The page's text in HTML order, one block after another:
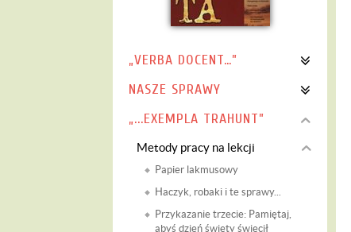
„VERBA DOCENT…”
NASZE SPRAWY
„...EXEMPLA TRAHUNT”
Metody pracy na lekcji
Papier lakmusowy
Haczyk, robaki i te sprawy...
Przykazanie trzecie: Pamiętaj,
abyś dzień święty święcił